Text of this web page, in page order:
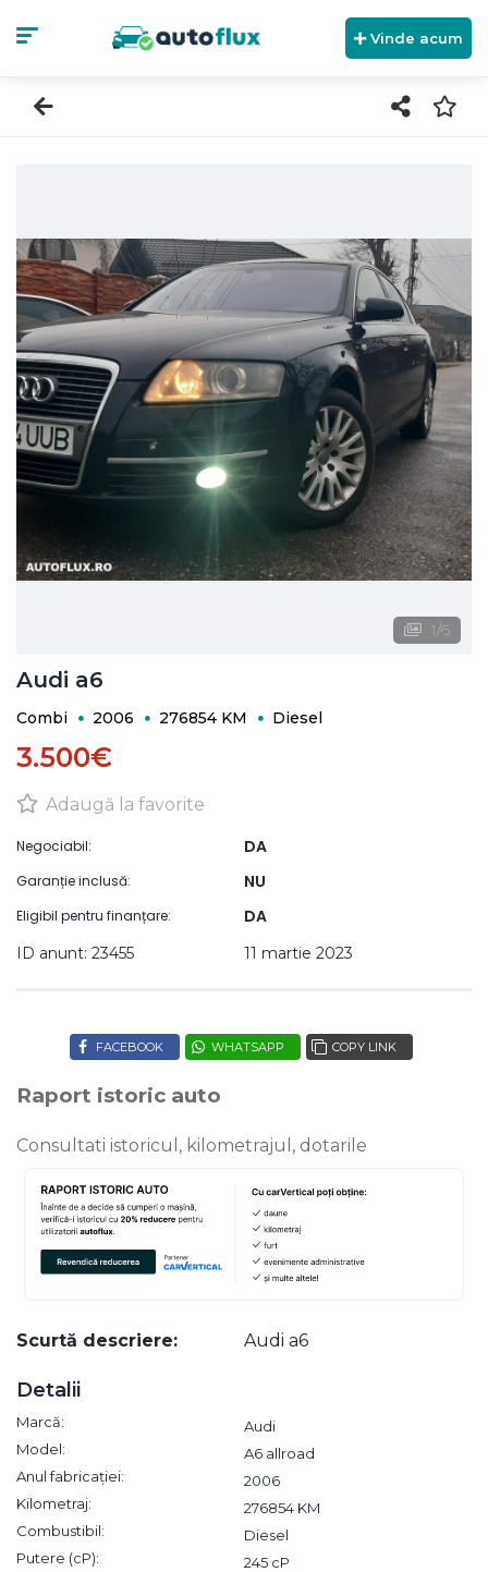
Vinde acum
1/6
Audi a6
Combi 2006 276854 KM Diesel
3.500€
Adaugă la favorite
Negociabil: DA
Garanție inclusă: NU
Eligibil pentru finanțare: DA
ID anunt: 23455 11 martie 2023
FACEBOOK WHATSAPP COPY LINK
Raport istoric auto
Consultati istoricul, kilometrajul, dotarile
Scurtă descriere: Audi a6
Detalii
Marcă:
Audi
Model:
A6 allroad
Anul fabricației:
2006
Kilometraj:
276854 KM
Combustibil:
Diesel
Putere (cP):
245 cP